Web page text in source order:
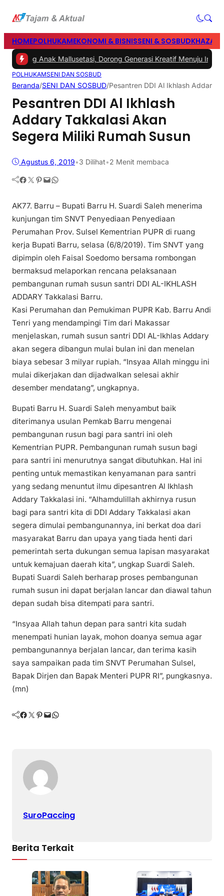
HOMEPOLHUKAMEKONOMI & BISNISSENI & SOSBUD
Anak Mallusetasi, Dorong Generasi Kreatif Menuju Indonesia
POLHUKAMSENI DAN SOSBUD
Beranda/SENI DAN SOSBUD/Pesantren DDI Al Ikhlash Addary
Pesantren DDI Al Ikhlash
Addary Takkalasi Akan
Segera Miliki Rumah Susun
Agustus 6, 2019•3 Dilihat•2 Menit membaca
Facebook Twitter Pinterest Mail WhatsApp
AK77. Barru – Bupati Barru H. Suardi Saleh menerima
kunjungan tim SNVT Penyediaan Penyediaan
Perumahan Prov. Sulsel Kementrian PUPR di ruang
kerja Bupati Barru, selasa (6/8/2019). Tim SNVT yang
dipimpin oleh Faisal Soedomo bersama rombongan
bermaksud melaporkan rencana pelaksanaan
pembangunan rumah susun santri DDI AL-IKHLASH
ADDARY Takkalasi Barru.
Kasi Perumahan dan Pemukiman PUPR Kab. Barru Andi
Tenri yang mendampingi Tim dari Makassar
menjelaskan, rumah susun santri DDI AL-Ikhlas Addary
akan segera dibangun mulai bulan ini dan menelan
biaya sebesar 3 milyar rupiah. “Insyaa Allah minggu ini
mulai dikerjakan dan dijadwalkan selesai akhir
desember mendatang”, ungkapnya.
Bupati Barru H. Suardi Saleh menyambut baik
diterimanya usulan Pemkab Barru mengenai
pembangunan rusun bagi para santri ini oleh
Kementrian PUPR. Pembangunan rumah susun bagi
para santri ini menurutnya sangat dibutuhkan. Hal ini
penting untuk memastikan kenyamanan para santri
yang sedang menuntut ilmu dipesantren Al Ikhlash
Addary Takkalasi ini. “Alhamdulillah akhirnya rusun
bagi para santri kita di DDI Addary Takkalasi akan
segera dimulai pembangunannya, ini berkat doa dari
masyarakat Barru dan upaya yang tiada henti dari
pemerintah serta dukungan semua lapisan masyarakat
untuk kemajuan daerah kita”, ungkap Suardi Saleh.
Bupati Suardi Saleh berharap proses pembangunan
rumah susun ini dapat berjalan lancar dan diawal tahun
depan sudah bisa ditempati para santri.
“Insyaa Allah tahun depan para santri kita sudah
menempati hunian layak, mohon doanya semua agar
pembangunannya berjalan lancar, dan terima kasih
saya sampaikan pada tim SNVT Perumahan Sulsel,
Bapak Dirjen dan Bapak Menteri PUPR RI”, pungkasnya.
(mn)
Facebook Twitter Pinterest Mail WhatsApp
SuroPaccing
Berita Terkait